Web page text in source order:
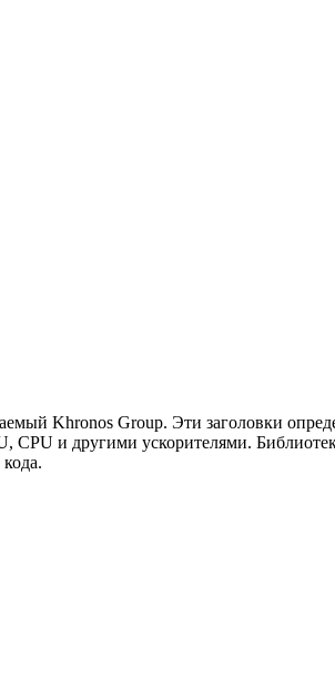
Khronos Group. Эти заголовки
и другими ускорителями.